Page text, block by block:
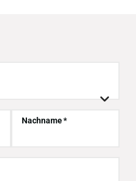

Nachname